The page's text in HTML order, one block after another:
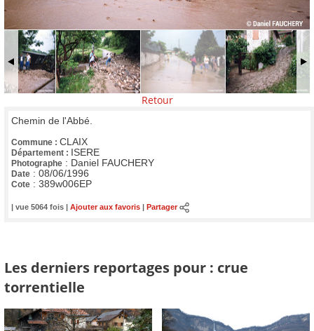
Retour
Chemin de l'Abbé.
Commune : CLAIX
Département : ISERE
Photographe : Daniel FAUCHERY
Date : 08/06/1996
Cote : 389w006EP
| vue 5064 fois | Ajouter aux favoris Partager
Les derniers reportages pour : crue
torrentielle